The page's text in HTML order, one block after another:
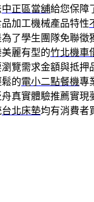
中正區當舖給您保障
加工機械產品特性
了學生團隊免聯徵
麗有型的竹北機車
瀏覽需求金額與抵押
的電小二點餐機專
真實體驗推薦實現
台北床墊均有消費者